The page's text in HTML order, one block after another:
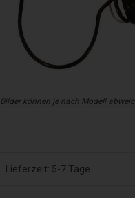
Bilder können je nach Modell
Lieferzeit: 5-7 Tage